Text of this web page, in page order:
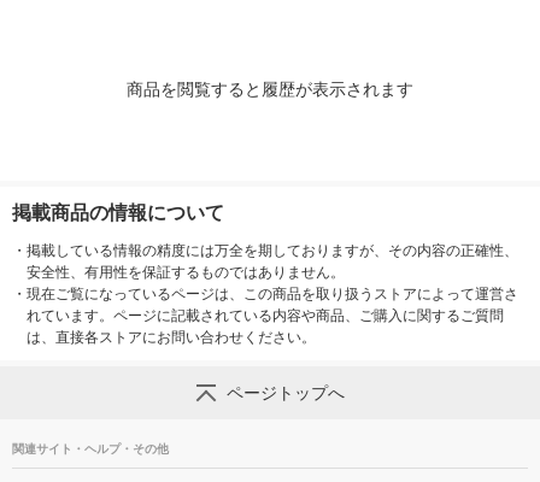
商品を閲覧すると履歴が表示されます
掲載商品の情報について
・ 掲載している情報の精度には万全を期しておりますが、その内容の正確性、
安全性、有用性を保証するものではありません。
・ 現在ご覧になっているページは、この商品を取り扱うストアによって運営さ
れています。ページに記載されている内容や商品、ご購入に関するご質問
は、直接各ストアにお問い合わせください。
ページトップへ
関連サイト・ヘルプ・その他